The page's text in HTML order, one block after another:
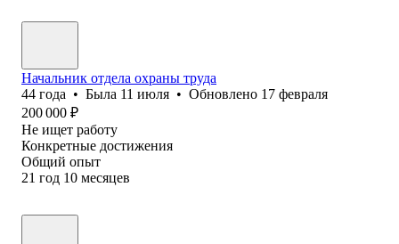
Начальник отдела охраны труда
44 года • Была 11 июля • Обновлено 17 февраля
200 000 ₽
Не ищет работу
Конкретные достижения
Общий опыт
21 год 10 месяцев